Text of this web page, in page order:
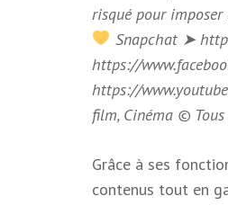
risqué pour
Snapchat ➤
https://
https://
film, Cinéma ©
Grâce à ses
contenus tout en